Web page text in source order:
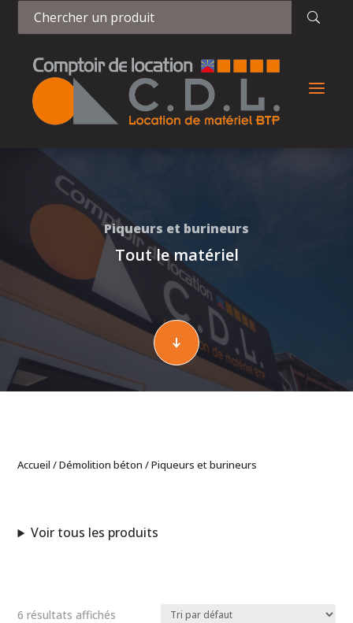
a
Piqueurs et burineurs
Tout le matériel
Accueil /Démolition béton / Piqueurs et burineurs
Voir tous les produits
6 résultats affichés